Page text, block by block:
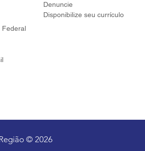
Federal
Denuncie
Disponibilize seu currículo
© 2026